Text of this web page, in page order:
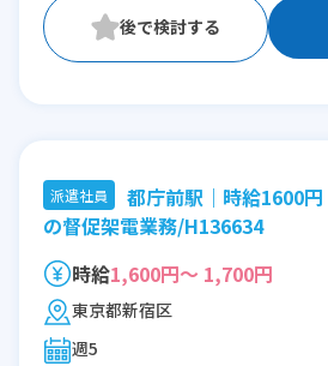
派遣社員
都庁前駅｜時給1600
の督促架電業務/H136634
時給1,600円～ 1,700円
東京都新宿区
週5